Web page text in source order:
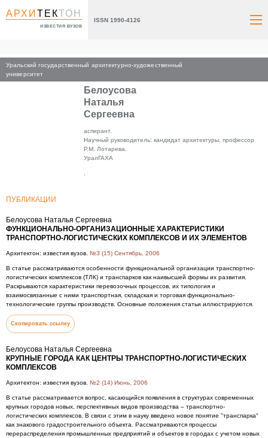
АРХИТЕКТОН
ИЗВЕСТИЯ ВУЗОВ
ISSN 1990-4126
Уральский государственный архитектурно-художественный
университет
Главная
Белоусова
Наталья
Сергеевна
аспирант.
Научный руководитель: кандидат архитектуры, профессор
Р.М. Лотарева.
УралГАХА
ПУБЛИКАЦИИ
Белоусова Наталья Сергеевна
ФУНКЦИОНАЛЬНО-ОРГАНИЗАЦИОННЫЕ ХАРАКТЕРИСТИКИ
ТРАНСПОРТНО-ЛОГИСТИЧЕСКИХ КОМПЛЕКСОВ И ИХ ЭЛЕМЕНТОВ
Архитектон: известия вузов. №3 (15) Сентябрь, 2006
В статье рассматриваются особенности функциональной организации транспортно-
логистических комплексов (ТЛК) и транспарков как наивысшей формы их развития.
Раскрываются характеристики перевозочных процессов, их типология и
взаимосвязанные с ними транспортная, складская и торговая функционально-
технологические группы производств. Основные положения статьи иллюстрируются.
Скопировать ссылку
Белоусова Наталья Сергеевна
КРУПНЫЕ ГОРОДА КАК ЦЕНТРЫ ТРАНСПОРТНО-ЛОГИСТИЧЕСКИХ
КОМПЛЕКСОВ
Архитектон: известия вузов. №2 (14) Июнь, 2006
В статье рассматривается вопрос, касающийся появления в структурах современных
крупных городов новых, перспективных видов производства – транспортно-
логистических комплексов. В связи с этим в науку введено новое понятие "транспарка"
как знакового градостроительного объекта. Рассматриваются процессы
перераспределения промышленных предприятий и объектов в городах с учетом новых